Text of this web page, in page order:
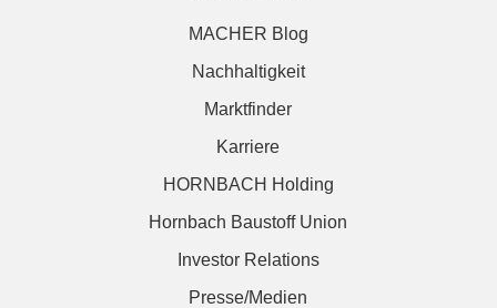
MACHER Blog
Nachhaltigkeit
Marktfinder
Karriere
HORNBACH Holding
Hornbach Baustoff Union
Investor Relations
Presse/Medien